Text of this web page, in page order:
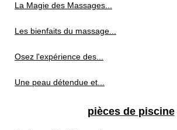
La Magie des Massages...
Les bienfaits du massage...
Osez l'expérience des...
Une peau détendue et...
pièces de piscine